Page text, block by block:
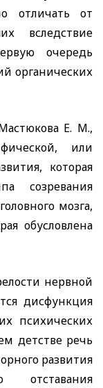
отличать от
вследствие
очередь
органических
Е. М.,
или
которая
созревания
мозга,
обусловлена
нервной
дисфункция
психических
детстве речь
развития